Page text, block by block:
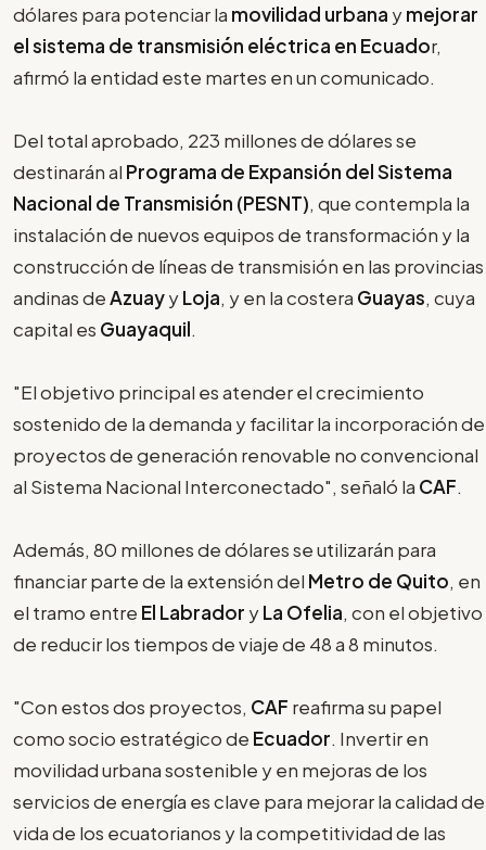
dólares para potenciar la movilidad urbana ymejorar
el sistema de transmisión eléctrica en Ecuador,
afirmó la entidad este martes en un comunicado.
Del total aprobado, 223 millones de dólares se
destinarán al Programa de Expansión del Sistema
Nacional de Transmisión (PESNT), que contempla la
instalación de nuevos equipos de transformación y la
construcción de líneas de transmisión en las provincias
andinas deAzuayyLoja, y en la costera Guayas, cuya
capital es Guayaquil.
"El objetivo principal es atender el crecimiento
sostenido de la demanda y facilitar la incorporación de
proyectos de generación renovable no convencional
al Sistema Nacional Interconectado", señaló la CAF.
Además, 80 millones de dólares se utilizarán para
financiar parte de la extensión del Metro de Quito, en
el tramo entre El Labrador yLa Ofelia, con el objetivo
de reducir los tiempos de viaje de 48 a 8 minutos.
"Con estos dos proyectos, CAF reafirma su papel
como socio estratégico de Ecuador. Invertir en
movilidad urbana sostenible y en mejoras de los
servicios de energía es clave para mejorar la calidad de
vida de los ecuatorianos y la competitividad de las